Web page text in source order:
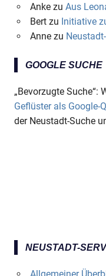
Ankezu Aus
Bertzu Initiative
Annezu
GOOGLE SUCHE
„Bevorzugte Suche“:
Geflüster als Google-
der Neustadt-Suche
NEUSTADT-